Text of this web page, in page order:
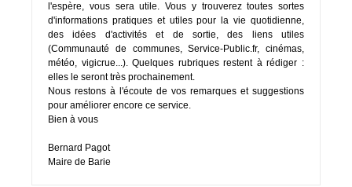
l'espère, vous sera utile. Vous y trouverez toutes sortes
d'informations pratiques et utiles pour la vie quotidienne,
des idées d'activités et de sortie, des liens utiles
(Communauté de communes, Service-Public.fr, cinémas,
météo, vigicrue...). Quelques rubriques restent à rédiger :
elles le seront très prochainement.
Nous restons à l'écoute de vos remarques et suggestions
pour améliorer encore ce service.
Bien à vous
Bernard Pagot
Maire de Barie